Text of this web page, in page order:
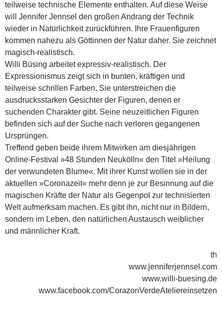
teilweise technische Elemente enthalten. Auf diese Weise
will Jennifer Jennsel den großen Andrang der Technik
wieder in Natürlichkeit zurückführen. Ihre Frauenfiguren
kommen nahezu als Göttinnen der Natur daher. Sie zeichnet
magisch-realistisch.
Willi Büsing arbeitet expressiv-realistisch. Der
Expressionismus zeigt sich in bunten, kräftigen und
teilweise schrillen Farben. Sie unterstreichen die
ausdrucksstarken Gesichter der Figuren, denen er
suchenden Charakter gibt. Seine neuzeitlichen Figuren
befinden sich auf der Suche nach verloren gegangenen
Ursprüngen.
Treffend geben beide ihrem Mitwirken am diesjährigen
Online-Festival »48 Stunden Neukölln« den Titel »Heilung
der verwundeten Blume«. Mit ihrer Kunst wollen sie in der
aktuellen »Coronazeit« mehr denn je zur Besinnung auf die
magischen Kräfte der Natur als Gegenpol zur technisierten
Welt aufmerksam machen. Es gibt ihn, nicht nur in Bildern,
sondern im Leben, den natürlichen Austausch weiblicher
und männlicher Kraft.
th
www.jenniferjennsel.com
www.willi-buesing.de
www.facebook.com/CorazonVerdeAteliereinsetzen